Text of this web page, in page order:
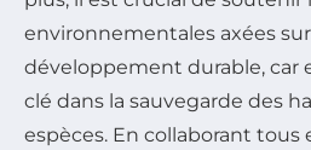
environnementales axées
développement durable, car
clé dans la sauvegarde des
espèces. En collaborant tous